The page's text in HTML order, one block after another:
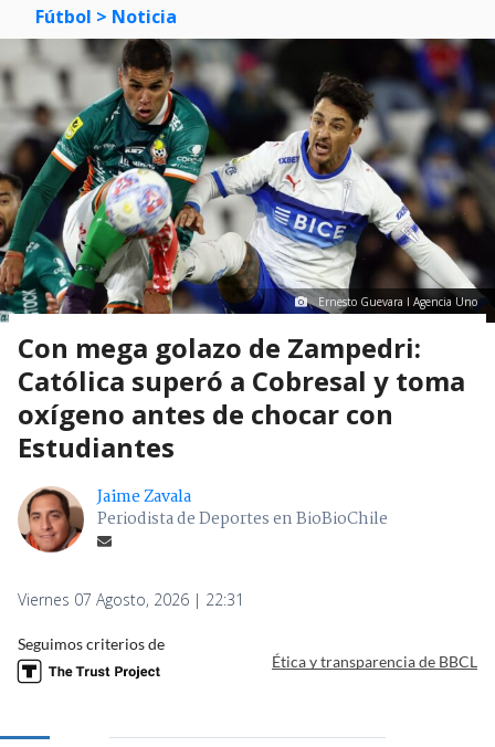
Fútbol > Noticia
Ernesto Guevara I Agencia Uno
Con mega golazo de Zampedri:
Católica superó a Cobresal y toma
oxígeno antes de chocar con
Estudiantes
Jaime Zavala
Periodista de Deportes en BioBioChile
Viernes 07 Agosto, 2026 | 22:31
Seguimos criterios de
Ética y transparencia de BBCL